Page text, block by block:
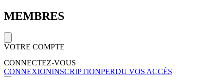
MEMBRES
VOTRE COMPTE
CONNECTEZ-VOUS
CONNEXIONINSCRIPTIONPERDU VOS ACCÈS